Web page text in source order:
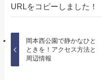
URLをコピーしました！
岡本西公園で静かなひと
ときを！アクセス方法と
周辺情報